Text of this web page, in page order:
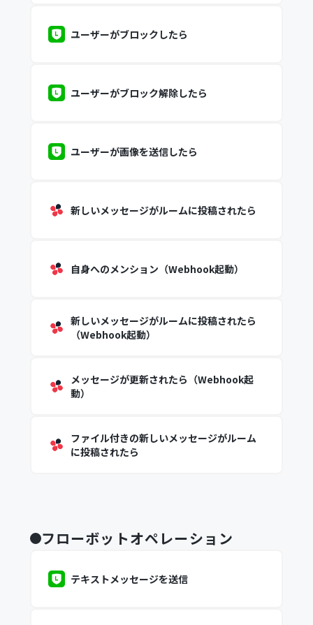
ユーザーがブロックしたら
ユーザーがブロック解除したら
ユーザーが画像を送信したら
新しいメッセージがルームに投稿されたら
自身へのメンション（Webhook起動）
新しいメッセージがルームに投稿されたら
（Webhook起動）
メッセージが更新されたら（Webhook起
動）
ファイル付きの新しいメッセージがルーム
に投稿されたら
フローボットオペレーション
テキストメッセージを送信